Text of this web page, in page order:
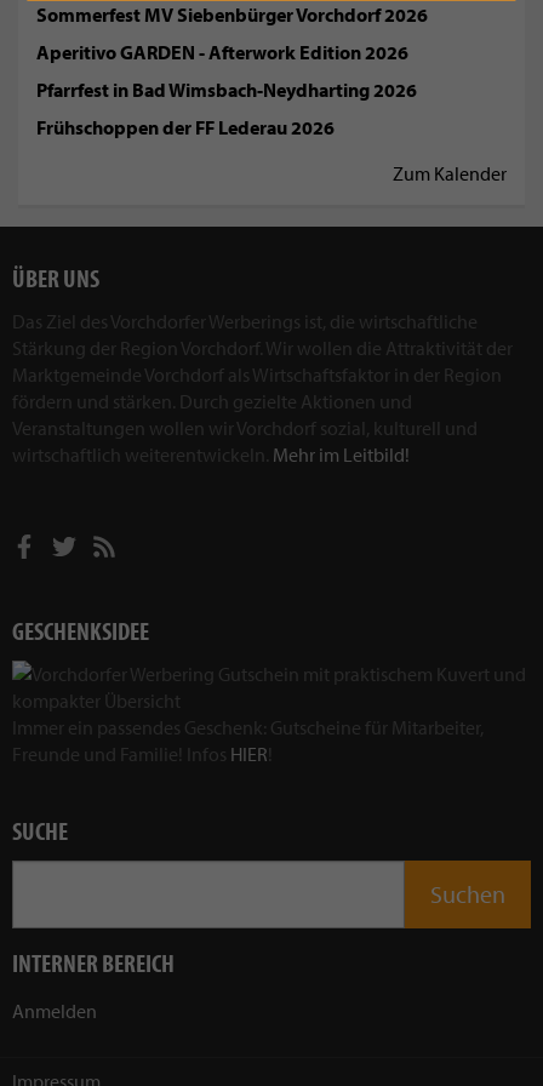
Sommerfest MV Siebenbürger Vorchdorf 2026
Aperitivo GARDEN - Afterwork Edition 2026
Pfarrfest in Bad Wimsbach-Neydharting 2026
Frühschoppen der FF Lederau 2026
Zum Kalender
ÜBER UNS
Das Ziel des Vorchdorfer Werberings ist, die wirtschaftliche
Stärkung der Region Vorchdorf. Wir wollen die Attraktivität der
Marktgemeinde Vorchdorf als Wirtschaftsfaktor in der Region
fördern und stärken. Durch gezielte Aktionen und
Veranstaltungen wollen wir Vorchdorf sozial, kulturell und
wirtschaftlich weiterentwickeln. Mehr im Leitbild!
GESCHENKSIDEE
Immer ein passendes Geschenk: Gutscheine für Mitarbeiter,
Freunde und Familie! Infos HIER!
SUCHE
INTERNER BEREICH
Anmelden
Impressum